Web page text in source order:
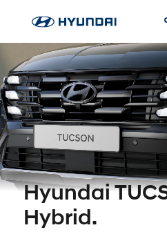
Karlik
Poznań, ul. Torowa 10
Hyundai
Hybrid.